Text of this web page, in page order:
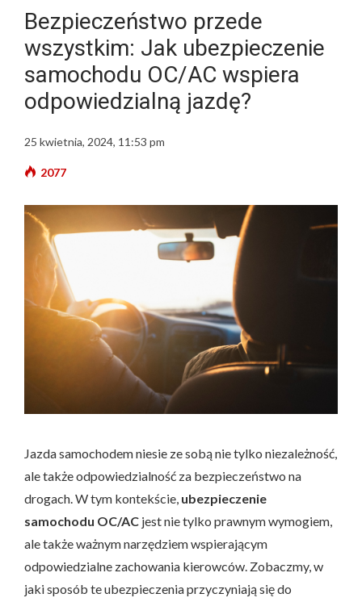
Bezpieczeństwo przede
wszystkim: Jak ubezpieczenie
samochodu OC/AC wspiera
odpowiedzialną jazdę?
25 kwietnia, 2024, 11:53 pm
2077
Jazda samochodem niesie ze sobą nie tylko niezależność,
ale także odpowiedzialność za bezpieczeństwo na
drogach. W tym kontekście, ubezpieczenie
samochodu OC/AC jest nie tylko prawnym wymogiem,
ale także ważnym narzędziem wspierającym
odpowiedzialne zachowania kierowców. Zobaczmy, w
jaki sposób te ubezpieczenia przyczyniają się do